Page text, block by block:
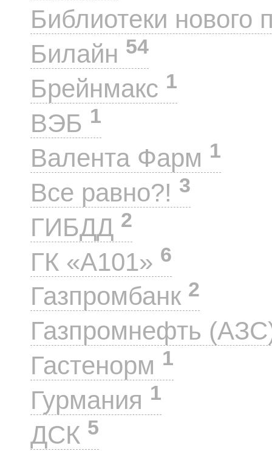
Библиотеки нового
Билайн 54
Брейнмакс 1
ВЭБ 1
Валента Фарм 1
Все равно?! 3
ГИБДД 2
ГК «А101» 6
Газпромбанк 2
Газпромнефть
Гастенорм 1
Гурмания 1
ДСК 5